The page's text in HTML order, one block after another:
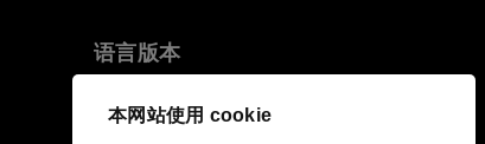
本网站使用 cookie
语言版本